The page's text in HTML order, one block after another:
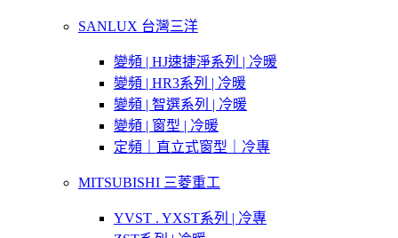
SANLUX 台灣三洋
變頻 | HJ速捷淨系列 | 冷暖
變頻 | HR3系列 | 冷暖
變頻 | 智選系列 | 冷暖
變頻 | 窗型 | 冷暖
定頻｜直立式窗型｜冷專
MITSUBISHI 三菱重工
YVST . YXST系列 | 冷專